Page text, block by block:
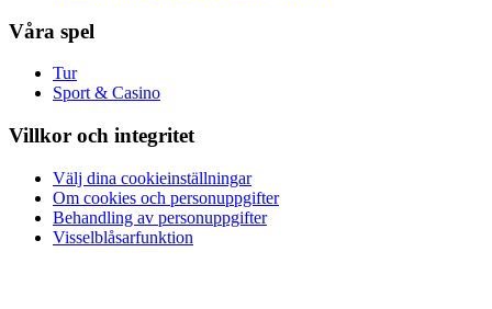
Våra spel
Tur
Sport & Casino
Villkor och integritet
Välj dina cookieinställningar
Om cookies och personuppgifter
Behandling av personuppgifter
Visselblåsarfunktion